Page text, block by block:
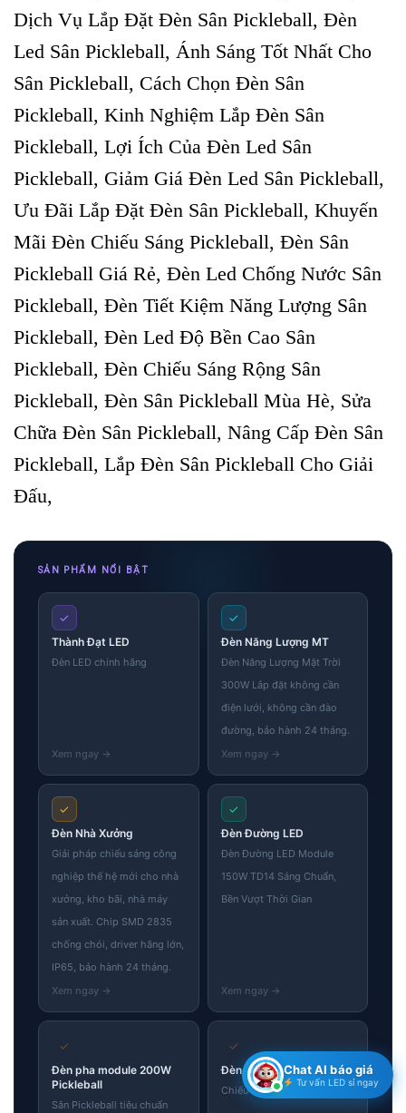
Dịch Vụ Lắp Đặt Đèn Sân Pickleball, Đèn
Led Sân Pickleball, Ánh Sáng Tốt Nhất Cho
Sân Pickleball, Cách Chọn Đèn Sân
Pickleball, Kinh Nghiệm Lắp Đèn Sân
Pickleball, Lợi Ích Của Đèn Led Sân
Pickleball, Giảm Giá Đèn Led Sân Pickleball,
Ưu Đãi Lắp Đặt Đèn Sân Pickleball, Khuyến
Mãi Đèn Chiếu Sáng Pickleball, Đèn Sân
Pickleball Giá Rẻ, Đèn Led Chống Nước Sân
Pickleball, Đèn Tiết Kiệm Năng Lượng Sân
Pickleball, Đèn Led Độ Bền Cao Sân
Pickleball, Đèn Chiếu Sáng Rộng Sân
Pickleball, Đèn Sân Pickleball Mùa Hè, Sửa
Chữa Đèn Sân Pickleball, Nâng Cấp Đèn Sân
Pickleball, Lắp Đèn Sân Pickleball Cho Giải
Đấu,
SẢN PHẨM NỔI BẬT
✓
Thành Đạt LED
Đèn LED chính hãng
✓
Đèn Năng Lượng MT
Đèn Năng Lượng Mặt Trời
300W Lắp đặt không cần
điện lưới, không cần đào
đường, bảo hành 24 tháng.
✓
Đèn Nhà Xưởng
Giải pháp chiếu sáng công
nghiệp thế hệ mới cho nhà
xưởng, kho bãi, nhà máy
sản xuất. Chip SMD 2835
chống chói, driver hãng lớn,
IP65, bảo hành 24 tháng.
✓
Đèn Đường LED
Đèn Đường LED Module
150W TD14 Sáng Chuẩn,
Bền Vượt Thời Gian
✓
Đèn pha module 200W
Pickleball
Sân Pickleball tiêu chuẩn
✓
Đèn chiếu cây 18w
Chiếu sáng cảnh quan
Chat AI báo giá
Tư vấn LED sỉ ngay